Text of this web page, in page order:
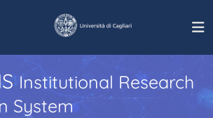
Institutional Research
System